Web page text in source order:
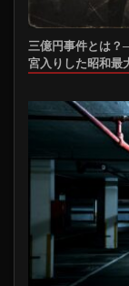
三億円事件とは？
宮入りした昭和最